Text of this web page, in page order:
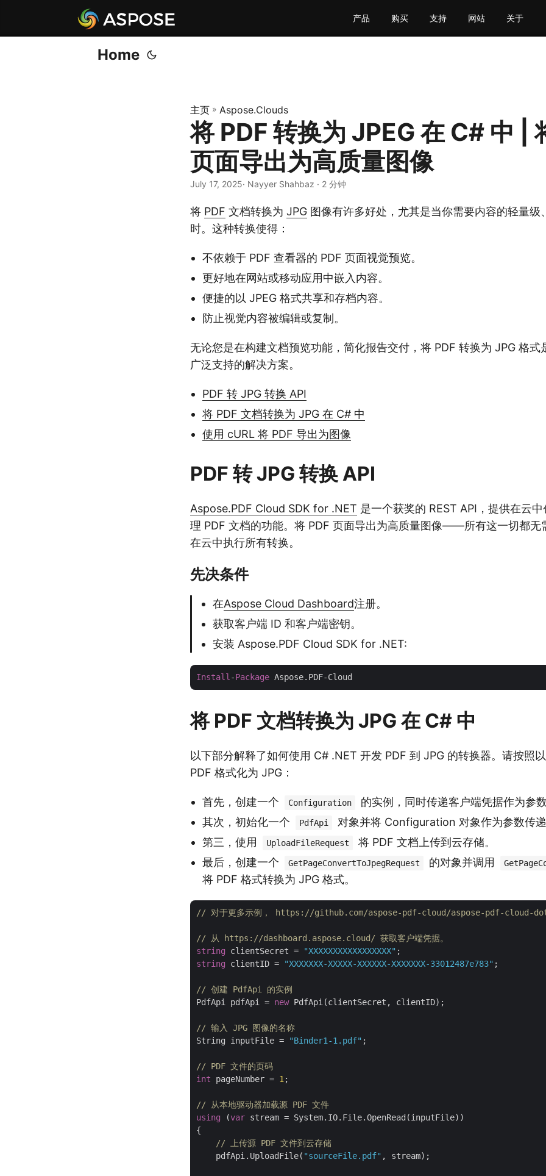
产品 购买 支持 网站 关于
Home
主页 » Aspose.Clouds
将 PDF 转换为 JPEG 在 C# 中 |
页面导出为高质量图像
July 17, 2025· Nayyer Shahbaz · 2 分钟
将 PDF 文档转换为 JPG 图像有许多好处，尤其是当你需要内容的轻量级
时。这种转换使得：
不依赖于 PDF 查看器的 PDF 页面视觉预览。
更好地在网站或移动应用中嵌入内容。
便捷的以 JPEG 格式共享和存档内容。
防止视觉内容被编辑或复制。
无论您是在构建文档预览功能，简化报告交付，将 PDF 转换为 JPG 格式
广泛支持的解决方案。
PDF 转 JPG 转换 API
将 PDF 文档转换为 JPG 在 C# 中
使用 cURL 将 PDF 导出为图像
PDF 转 JPG 转换 API
Aspose.PDF Cloud SDK for .NET 是一个获奖的 REST API，提供在云
理 PDF 文档的功能。将 PDF 页面导出为高质量图像——所有这一切都无
在云中执行所有转换。
先决条件
在Aspose Cloud Dashboard注册。
获取客户端 ID 和客户端密钥。
安装 Aspose.PDF Cloud SDK for .NET:
Install -Package
将 PDF 文档转换为 JPG 在 C# 中
以下部分解释了如何使用 C# .NET 开发 PDF 到 JPG 的转换器。请按照
PDF 格式化为 JPG：
首先，创建一个 Configuration
的实例，同时传递客户端凭据作为参数
其次，初始化一个
PdfApi
对象并将 Configuration 对象作为参数传递
第三，使用
UploadFileRequest
将 PDF 文档上传到云存储。
最后，创建一个
GetPageConvertToJpegRequest 的对象并调用
将 PDF 格式转换为 JPG 格式。
// 对于更多示例， https://github.com/aspose-pdf-cloud/aspose-pdf-cloud-
// 从 https://dashboard.aspose.cloud/ 获取客户端凭据。
string clientSecret = "XXXXXXXXXXXXXXXXX"
string clientID = "XXXXXXX-XXXXX-XXXXXX-XXXXXXX-33012487e783" ;
// 创建 PdfApi 的实例
PdfApi pdfApi = new PdfApi(clientSecret, clientID);
// 输入 JPG 图像的名称
String inputFile =
"Binder1-1.pdf" ;
// PDF 文件的页码
int pageNumber = 1 ;
// 从本地驱动器加载源 PDF 文件
using (var stream = System.IO.File.OpenRead(inputFile))
{
// 上传源 PDF 文件到云存储
    pdfApi.UploadFile(
"sourceFile.pdf" , stream);